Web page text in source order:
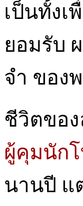
เป็นทั้งเ
ยอมรับ
จำ ของ
ชีวิตขอ
ผู้คุมนัก
นานปี แ